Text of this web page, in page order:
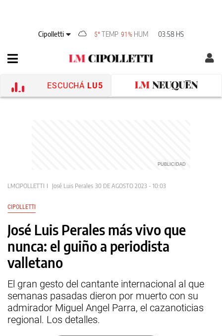
Cipolletti 5° TEMP 91% HUM 03:58 HS
ESCUCHÁ LU5
LMCIPOLLETTI José Luis Perales 30 DE AGOSTO 2023 - 10:03
CIPOLLETTI
José Luis Perales más vivo que
nunca: el guiño a periodista
valletano
El gran gesto del cantante internacional al que
semanas pasadas dieron por muerto con su
admirador Miguel Angel Parra, el cazanoticias
regional. Los detalles.